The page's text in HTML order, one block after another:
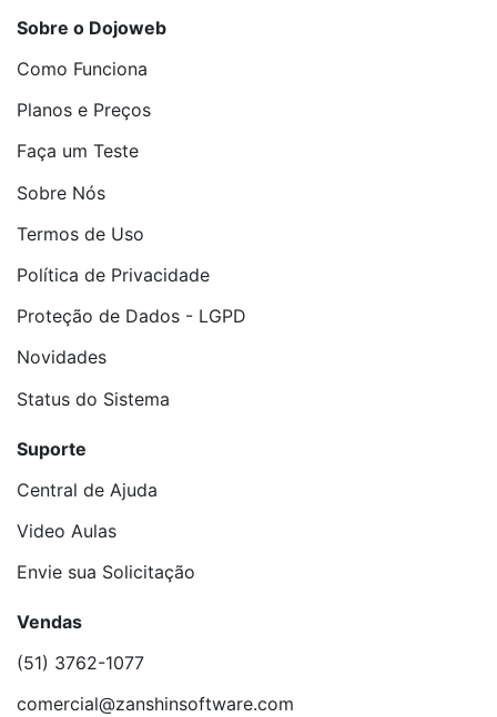
Sobre o Dojoweb
Como Funciona
Planos e Preços
Faça um Teste
Sobre Nós
Termos de Uso
Política de Privacidade
Proteção de Dados - LGPD
Novidades
Status do Sistema
Suporte
Central de Ajuda
Video Aulas
Envie sua Solicitação
Vendas
(51) 3762-1077
comercial@zanshinsoftware.com